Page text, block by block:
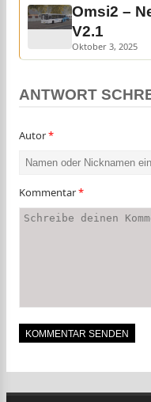
Omsi2 –
V2.1
Oktober 3, 2025
ANTWORT
Autor*
Kommentar*